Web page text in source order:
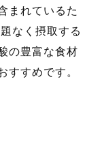
まれているた
なく摂取する
の豊富な食材
すすめです。